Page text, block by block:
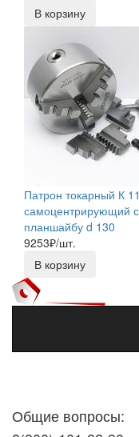
В корзину
Патрон токарный К
самоцентрирующий
планшайбу d 130
9253₽/шт.
В корзину
Общие вопросы: